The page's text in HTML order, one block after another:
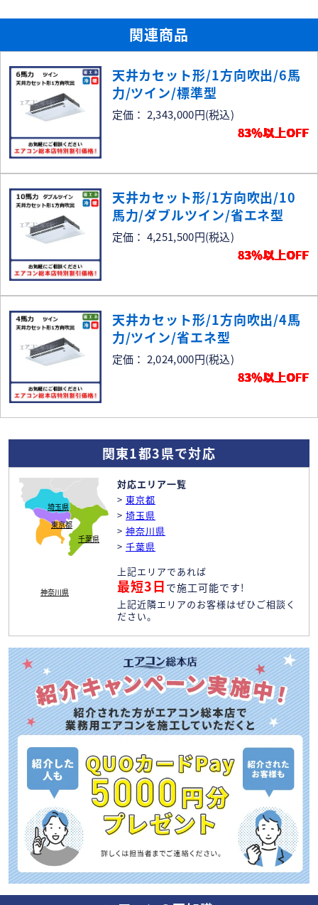
関連商品
天井カセット形/1方向吹出/6馬
力/ツイン/標準型
定価： 2,343,000円(税込)
83％以上OFF
天井カセット形/1方向吹出/10
馬力/ダブルツイン/省エネ型
定価： 4,251,500円(税込)
83％以上OFF
天井カセット形/1方向吹出/4馬
力/ツイン/省エネ型
定価： 2,024,000円(税込)
83％以上OFF
関東1都3県で対応
東京都
埼玉県
神奈川県
千葉県
対応エリア一覧
> 東京都
> 埼玉県
> 神奈川県
> 千葉県
上記エリアであれば
最短3日 で施工可能です!
上記近隣エリアのお客様はぜひご相談く
ださい。